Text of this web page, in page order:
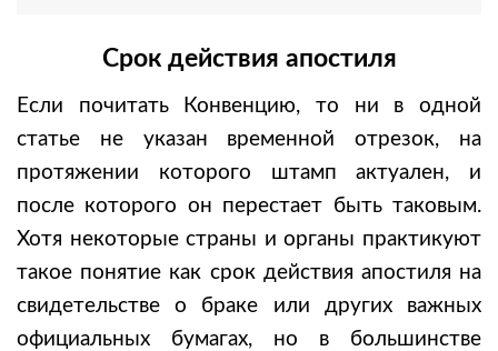
Срок действия апостиля
Если почитать Конвенцию, то ни в одной
статье не указан временной отрезок, на
протяжении которого штамп актуален, и
после которого он перестает быть таковым.
Хотя некоторые страны и органы практикуют
такое понятие как срок действия апостиля на
свидетельстве о браке или других важных
официальных бумагах, но в большинстве